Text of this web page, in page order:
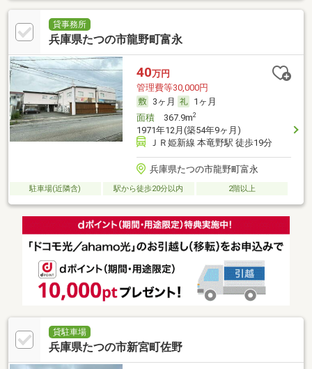
貸事務所
兵庫県たつの市龍野町富永
40万円
管理費等30,000円
3ヶ月
1ヶ月
面積367.9m2
1971年12月(築54年9ヶ月)
ＪＲ姫新線 本竜野駅 徒歩19分
兵庫県たつの市龍野町富永
駐車場(近隣含) 駅から徒歩20分以内 2階以上
貸駐車場
兵庫県たつの市新宮町佐野